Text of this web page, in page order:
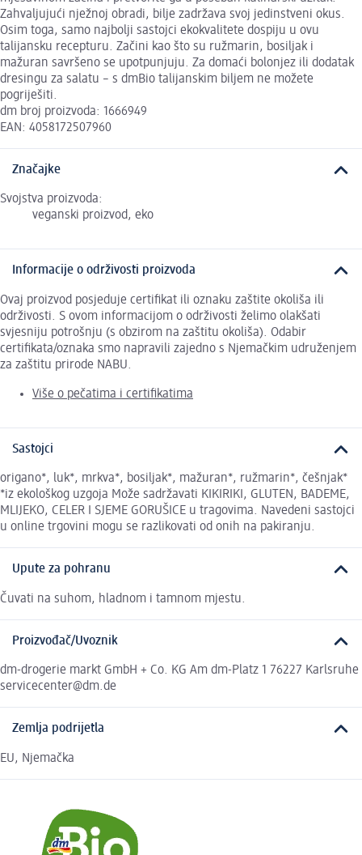
Zahvaljujući nježnoj obradi, bilje zadržava svoj jedinstveni okus.
Osim toga, samo najbolji sastojci ekokvalitete dospiju u ovu
talijansku recepturu. Začini kao što su ružmarin, bosiljak i
mažuran savršeno se upotpunjuju. Za domaći bolonjez ili dodatak
dresingu za salatu – s dmBio talijanskim biljem ne možete
pogriješiti.
dm broj proizvoda: 1666949
EAN: 4058172507960
Značajke
Svojstva proizvoda:
veganski proizvod, eko
Informacije o održivosti proizvoda
Ovaj proizvod posjeduje certifikat ili oznaku zaštite okoliša ili
održivosti. S ovom informacijom o održivosti želimo olakšati
svjesniju potrošnju (s obzirom na zaštitu okoliša). Odabir
certifikata/oznaka smo napravili zajedno s Njemačkim udruženjem
za zaštitu prirode NABU.
Više o pečatima i certifikatima
Sastojci
origano*, luk*, mrkva*, bosiljak*, mažuran*, ružmarin*, češnjak*
*iz ekološkog uzgoja Može sadržavati KIKIRIKI, GLUTEN, BADEME,
MLIJEKO, CELER I SJEME GORUŠICE u tragovima. Navedeni sastojci
u online trgovini mogu se razlikovati od onih na pakiranju.
Upute za pohranu
Čuvati na suhom, hladnom i tamnom mjestu.
Proizvođač/Uvoznik
dm-drogerie markt GmbH + Co. KG Am dm-Platz 1 76227 Karlsruhe
servicecenter@dm.de
Zemlja podrijetla
EU, Njemačka